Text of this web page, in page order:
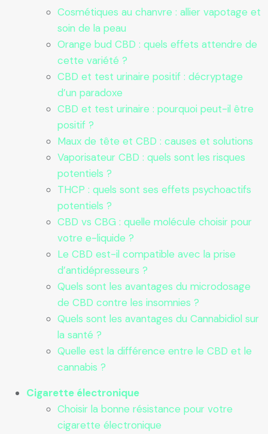
Cosmétiques au chanvre : allier vapotage et
soin de la peau
Orange bud CBD : quels effets attendre de
cette variété ?
CBD et test urinaire positif : décryptage
d’un paradoxe
CBD et test urinaire : pourquoi peut-il être
positif ?
Maux de tête et CBD : causes et solutions
Vaporisateur CBD : quels sont les risques
potentiels ?
THCP : quels sont ses effets psychoactifs
potentiels ?
CBD vs CBG : quelle molécule choisir pour
votre e-liquide ?
Le CBD est-il compatible avec la prise
d’antidépresseurs ?
Quels sont les avantages du microdosage
de CBD contre les insomnies ?
Quels sont les avantages du Cannabidiol sur
la santé ?
Quelle est la différence entre le CBD et le
cannabis ?
Cigarette électronique
Choisir la bonne résistance pour votre
cigarette électronique